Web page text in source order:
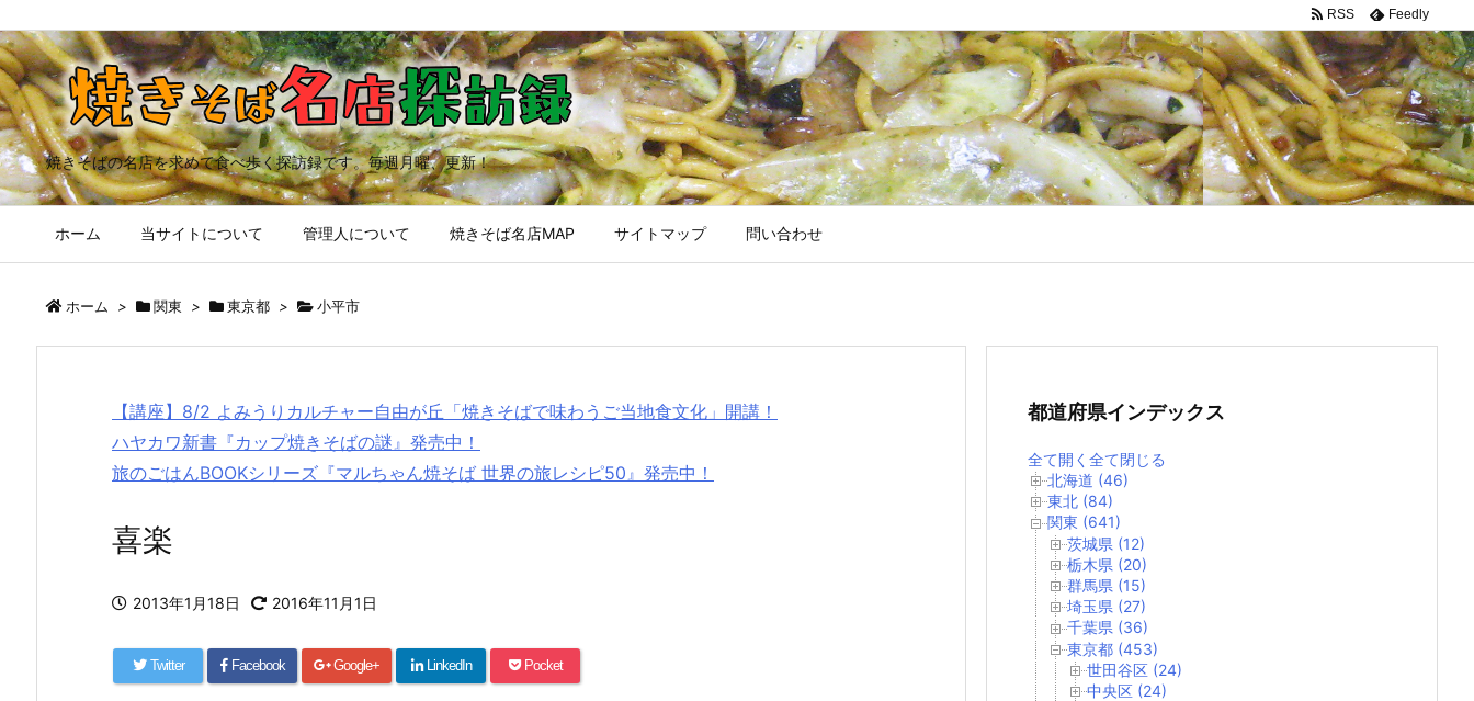
焼きそばの名店を求めて食べ歩く探訪録です。毎週月曜、更新！
ホーム 当サイトについて 管理人について 焼きそば名店MAP サイトマップ 問い合わせ
RSS Feedly
ホーム > 関東 > 東京都 > 小平市
【講座】8/2 よみうりカルチャー自由が丘「焼きそばで味わうご当地食文化」開講！
ハヤカワ新書『カップ焼きそばの謎』発売中！
旅のごはんBOOKシリーズ『マルちゃん焼そば 世界の旅レシピ50』発売中！
喜楽
2013年1月18日 2016年11月1日
Twitter Facebook Google+ LinkedIn Pocket
都道府県インデックス
全て開く 全て閉じる
北海道 (46)
東北 (84)
関東 (641)
茨城県 (12)
栃木県 (20)
群馬県 (15)
埼玉県 (27)
千葉県 (36)
東京都 (453)
世田谷区 (24)
中央区 (24)